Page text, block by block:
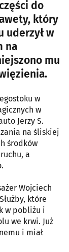
do
który
uderzył w
na
mu
w
w
Jerzy S.
na śliskiej
środków
a
Wojciech
które
w pobliżu i
we krwi. Już
i miał